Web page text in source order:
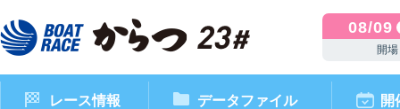
08/09
開場
レース情報 データファイル 開